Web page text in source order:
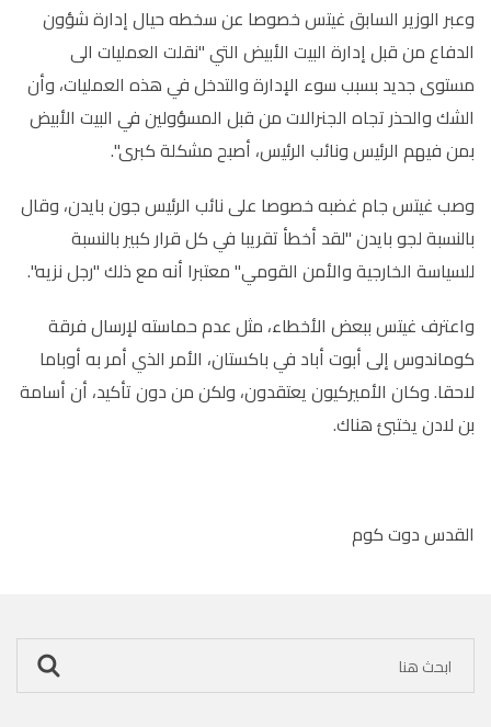
وعبر الوزير السابق غيتس خصوصا عن سخطه حيال إدارة شؤون
الدفاع من قبل إدارة البيت الأبيض التي "نقلت العمليات الى
مستوى جديد بسبب سوء الإدارة والتدخل في هذه العمليات، وأن
الشك والحذر تجاه الجنرالات من قبل المسؤولين في البيت الأبيض
بمن فيهم الرئيس ونائب الرئيس، أصبح مشكلة كبرى".
وصب غيتس جام غضبه خصوصا على نائب الرئيس جون بايدن، وقال
بالنسبة لجو بايدن "لقد أخطأ تقريبا في كل قرار كبير بالنسبة
للسياسة الخارجية والأمن القومي" معتبرا أنه مع ذلك "رجل نزيه".
واعترف غيتس ببعض الأخطاء، مثل عدم حماسته لإرسال فرقة
كوماندوس إلى أبوت أباد في باكستان، الأمر الذي أمر به أوباما
لاحقا. وكان الأميركيون يعتقدون، ولكن من دون تأكيد، أن أسامة
بن لادن يختبئ هناك.
القدس دوت كوم